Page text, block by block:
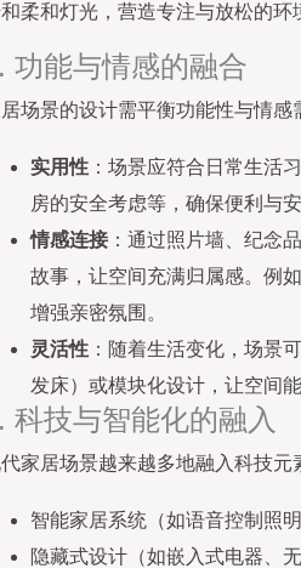
柔和灯光，营造专注与放松的环
功能与情感的融合
场景的设计需平衡功能性与情感
实用性 ：场景应符合日常生活
房的安全考虑等，确保便利与安
情感连接 ：通过照片墙、纪念
故事，让空间充满归属感。例
增强亲密氛围。
灵活性 ：随着生活变化，场景
发床）或模块化设计，让空间
科技与智能化的融入
家居场景越来越多地融入科技元
智能家居系统（如语音控制照
隐藏式设计（如嵌入式电器、